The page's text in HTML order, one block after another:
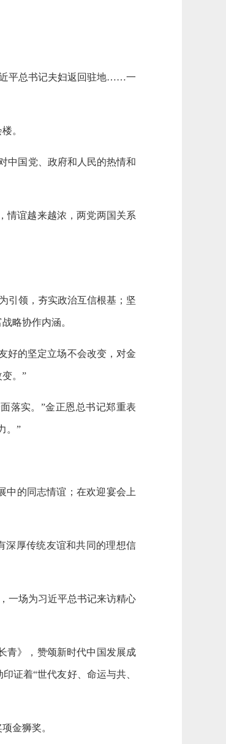
近平总书记夫妇返回驻地……一
。
中国党、政府和人民的热情和
情谊越来越浓，两党两国关系
引领，夯实政治互信根基；坚
略协作内涵。
好的坚定立场不会改变，对金
。”
落实。”金正恩总书记郑重表
。”
中的同志情谊；在欢迎宴会上
深厚传统友谊和共同的理想信
一场为习近平总书记来访精心
青》，赞颂新时代中国发展成
证着“世代友好、命运与共、
金狮奖。